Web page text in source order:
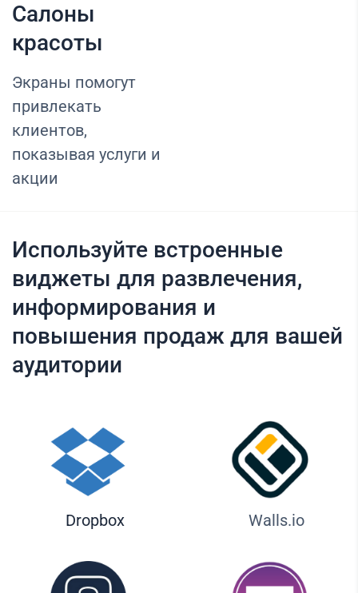
Салоны
красоты
Экраны помогут
привлекать
клиентов,
показывая услуги и
акции
Используйте встроенные
виджеты для развлечения,
информирования и
повышения продаж для вашей
аудитории
Dropbox Walls.io